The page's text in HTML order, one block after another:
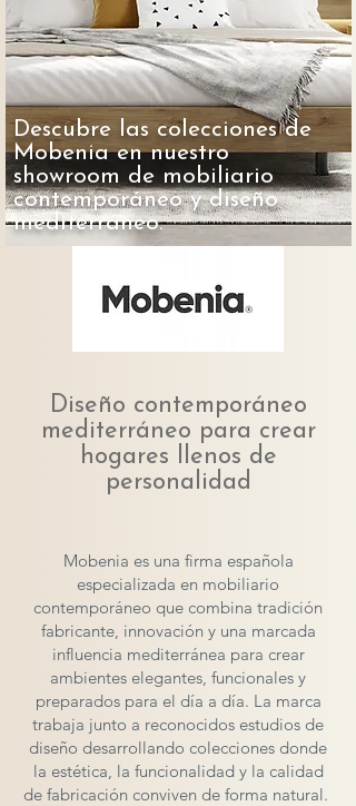
Descubre las colecciones de
Mobenia en nuestro
showroom de mobiliario
contemporáneo y diseño
mediterráneo.
Diseño contemporáneo
mediterráneo para crear
hogares llenos de
personalidad
Mobenia es una firma española
especializada en mobiliario
contemporáneo que combina tradición
fabricante, innovación y una marcada
influencia mediterránea para crear
ambientes elegantes, funcionales y
preparados para el día a día. La marca
trabaja junto a reconocidos estudios de
diseño desarrollando colecciones donde
la estética, la funcionalidad y la calidad
de fabricación conviven de forma natural.